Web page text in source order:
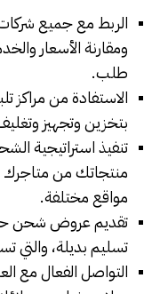
الربط مع جميع
ومقارنة الأسعار
طلب.
الاستفادة من مراكز
بتخزين وتجهيز
تنفيذ استراتيجية
منتجاتك من متاجرك
مواقع مختلفة.
تقديم عروض شحن
تسليم بديلة،
التواصل الفعال مع